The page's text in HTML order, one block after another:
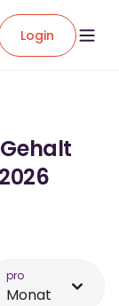
Login
pro
Monat